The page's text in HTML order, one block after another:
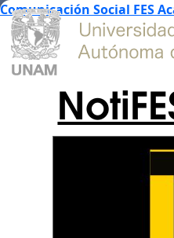
Comunicación Social FES